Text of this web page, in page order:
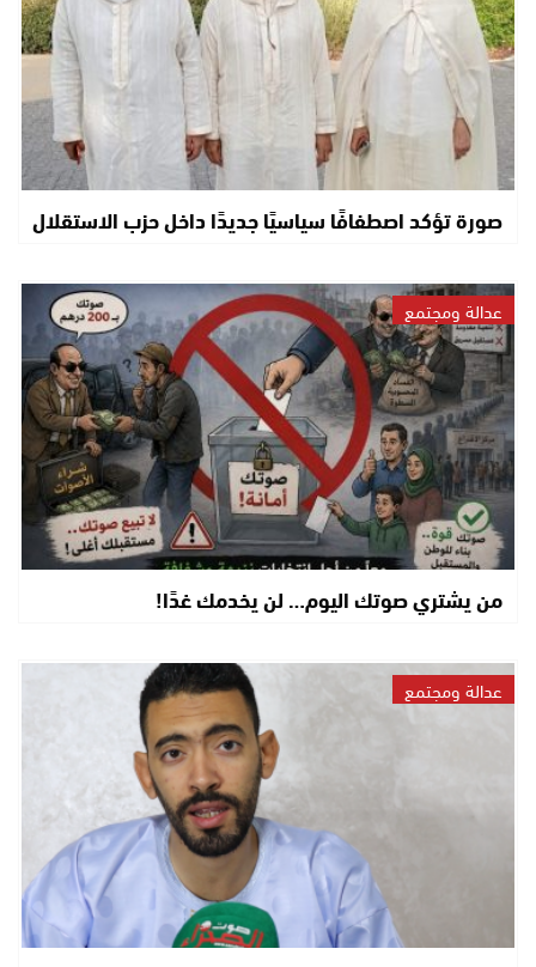
صورة تؤكد اصطفافًا سياسيًا جديدًا داخل حزب الاستقلال
عدالة ومجتمع
من يشتري صوتك اليوم… لن يخدمك غدًا!
عدالة ومجتمع